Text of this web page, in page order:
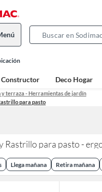
Constructor Deco Hogar
y terraza - Herramientas de jardín
para pasto
Rastrillo para pasto -
Llega mañana Retira mañana